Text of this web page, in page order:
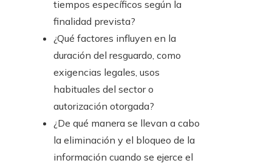
tiempos específicos según la
finalidad prevista?
¿Qué factores influyen en la
duración del resguardo, como
exigencias legales, usos
habituales del sector o
autorización otorgada?
¿De qué manera se llevan a cabo
la eliminación y el bloqueo de la
información cuando se ejerce el